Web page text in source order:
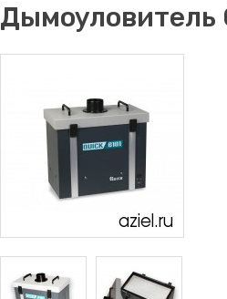
Дымоуловитель